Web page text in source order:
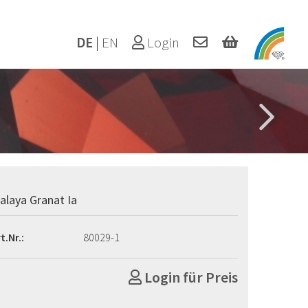
Login
DE | EN
Granat Ia
80029-1
Login für Preis